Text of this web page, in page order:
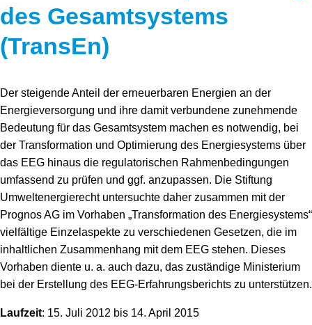
des Gesamtsystems
(TransEn)
Der steigende Anteil der erneuerbaren Energien an der
Energieversorgung und ihre damit verbundene zunehmende
Bedeutung für das Gesamtsystem machen es notwendig, bei
der Transformation und Optimierung des Energiesystems über
das EEG hinaus die regulatorischen Rahmenbedingungen
umfassend zu prüfen und ggf. anzupassen. Die Stiftung
Umweltenergierecht untersuchte daher zusammen mit der
Prognos AG im Vorhaben „Transformation des Energiesystems“
vielfältige Einzelaspekte zu verschiedenen Gesetzen, die im
inhaltlichen Zusammenhang mit dem EEG stehen. Dieses
Vorhaben diente u. a. auch dazu, das zuständige Ministerium
bei der Erstellung des EEG-Erfahrungsberichts zu unterstützen.
Laufzeit: 15. Juli 2012 bis 14. April 2015